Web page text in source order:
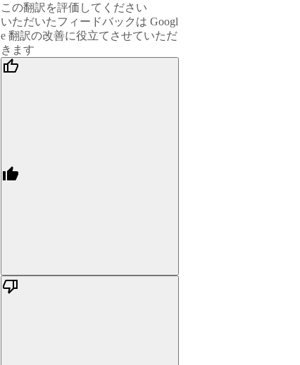
この翻訳を評価してください
いただいたフィードバックは Googl
e 翻訳の改善に役立てさせていただ
きます